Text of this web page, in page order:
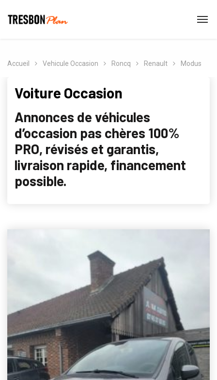
Accueil Vehicule Occasion Roncq Renault Modus
Voiture Occasion
Annonces de véhicules
d’occasion pas chères 100%
PRO, révisés et garantis,
livraison rapide, financement
possible.